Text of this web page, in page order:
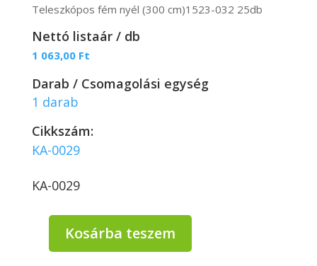
Teleszkópos fém nyél (300 cm)1523-032 25db
Nettó listaár / db
1 063,00 Ft
Darab / Csomagolási egység
1 darab
Cikkszám:
KA-0029
KA-0029
Teleszkópos
fém
Kosárba teszem